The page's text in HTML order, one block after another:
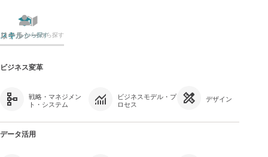
リテラシーから探す
スキルから探す
ビジネス変革
戦略・マネジメン
ト・システム
ビジネスモデル・プ
ロセス
デザイン
データ活用
ロールから探す